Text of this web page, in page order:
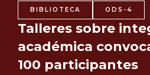
BIBLIOTECA ODS-4
Talleres sobre
académica
100 participantes